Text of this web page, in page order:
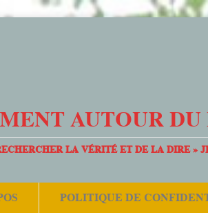
AUTOUR DU
LA VÉRITÉ ET DE LA DIRE »
POLITIQUE DE